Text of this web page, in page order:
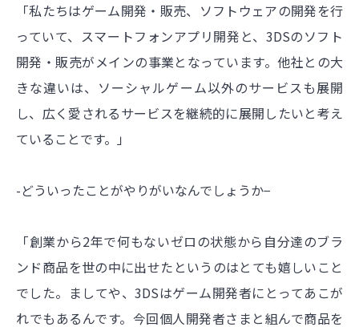
「私たちはゲーム開発・販売、ソフトウェアの開発を行
っていて、スマートフォンアプリ開発と、3DSのソフト
開発・販売がメインの事業となっています。他社との大
きな違いは、ソーシャルゲーム以外のサービスも展開
し、広く愛されるサービスを継続的に展開したいと考え
ていることです。」
-どういったことがやりがいなんでしょうか−
「創業から2年で何もないゼロの状態から自分達のブラ
ンド商品を世の中に出せたというのはとても嬉しいこと
でした。ましてや、3DSはゲーム開発者にとってあこが
れでもあるんです。今回個人開発者さまと組んで商品を